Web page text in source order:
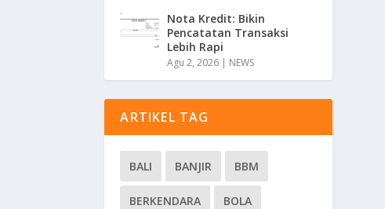
Nota Kredit: Bikin
Pencatatan Transaksi
Lebih Rapi
Agu 2, 2026 | NEWS
ARTIKEL TAG
BALI BANJIR BBM
BERKENDARA BOLA